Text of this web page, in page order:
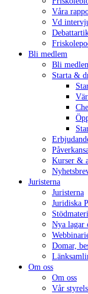
Våra
Vd
Bli medlem
Bli
Starta &
Kurser &
Juristerna
Juristerna
Juridiska
Nya lagar
Domar,
Om oss
Om oss
Vår